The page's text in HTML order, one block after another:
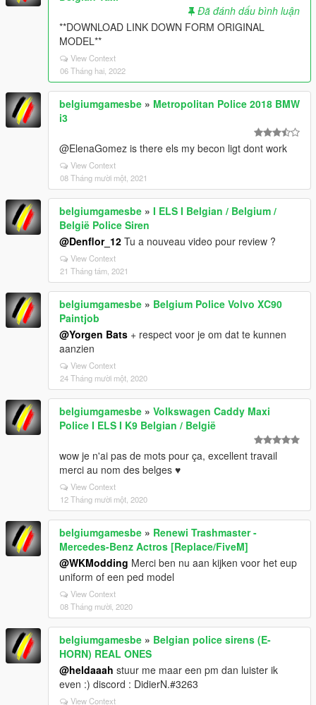
Đã đánh dấu bình luận
**DOWNLOAD LINK DOWN FORM ORIGINAL
MODEL**
View Context
06 Tháng hai, 2022
belgiumgamesbe » Metropolitan Police 2018 BMW
i3
@ElenaGomez is there els my becon ligt dont work
View Context
08 Tháng mười một, 2021
belgiumgamesbe » I ELS I Belgian / Belgium /
België Police Siren
@Denflor_12 Tu a nouveau video pour review ?
View Context
21 Tháng tám, 2021
belgiumgamesbe » Belgium Police Volvo XC90
Paintjob
@Yorgen Bats + respect voor je om dat te kunnen
aanzien
View Context
24 Tháng mười một, 2020
belgiumgamesbe » Volkswagen Caddy Maxi
Police I ELS I K9 Belgian / België
wow je n'ai pas de mots pour ça, excellent travail
merci au nom des belges ♥
View Context
12 Tháng mười một, 2020
belgiumgamesbe » Renewi Trashmaster -
Mercedes-Benz Actros [Replace/FiveM]
@WKModding Merci ben nu aan kijken voor het eup
uniform of een ped model
View Context
08 Tháng mười, 2020
belgiumgamesbe » Belgian police sirens (E-
HORN) REAL ONES
@heldaaah stuur me maar een pm dan luister ik
even :) discord : DidierN.#3263
View Context